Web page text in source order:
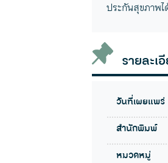
ประกันสุขภาพไ
รายละ
วันที่เผยแพร่
สำนักพิมพ์
หมวดหมู่